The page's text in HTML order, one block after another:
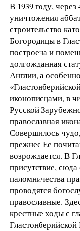
В 1939 году, через
уничтожения
строительство
Богородицы в
построена и
долгожданная
Англии, а
иконописцами, в
Русской
православная
Совершилось
прежнее Ее
возрождается. В
присутствие,
паломничества
проводятся
православные.
крестные ходы с